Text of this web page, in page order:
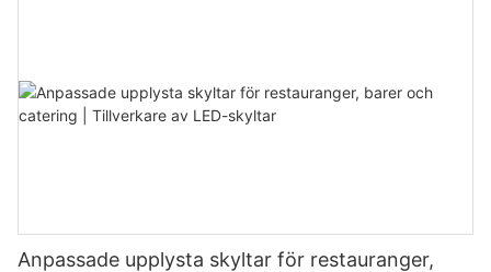
Anpassade upplysta skyltar för restauranger,